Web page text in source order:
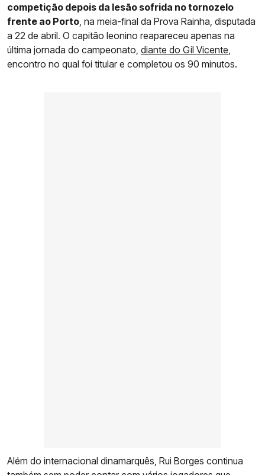
competição depois da lesão sofrida no tornozelo
frente ao Porto, na meia-final da Prova Rainha, disputada
a 22 de abril. O capitão leonino reapareceu apenas na
última jornada do campeonato, diante do Gil Vicente,
encontro no qual foi titular e completou os 90 minutos.
Além do internacional dinamarquês, Rui Borges continua